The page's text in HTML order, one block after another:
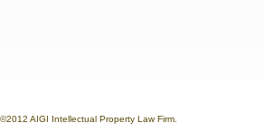
©2012 AIGI Intellectual Property Law Firm.